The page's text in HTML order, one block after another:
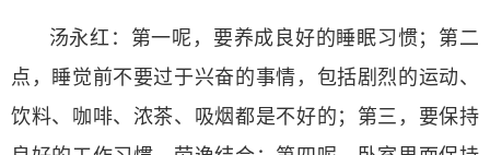
汤永红：第一呢，要养成良好的睡眠习惯；第二
点，睡觉前不要过于兴奋的事情，包括剧烈的运动、
饮料、咖啡、浓茶、吸烟都是不好的；第三，要保持